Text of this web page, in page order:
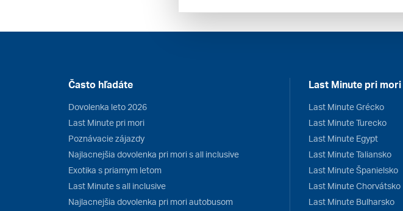
Často hľadáte
Dovolenka leto 2026
Last Minute pri mori
Poznávacie zájazdy
Najlacnejšia dovolenka pri mori s all inclusive
Exotika s priamym letom
Last Minute s all inclusive
Najlacnejšia dovolenka pri mori autobusom
Last Minute pri mori
Last Minute Grécko
Last Minute Turecko
Last Minute Egypt
Last Minute Taliansko
Last Minute Španielsko
Last Minute Chorvátsko
Last Minute Bulharsko